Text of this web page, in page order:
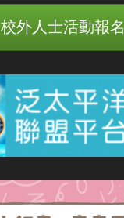
校外人士活動報名